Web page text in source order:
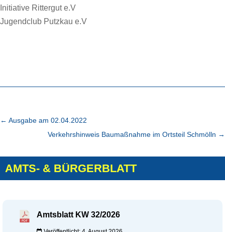
Initiative Rittergut e.V
Jugendclub Putzkau e.V
← Ausgabe am 02.04.2022
Verkehrshinweis Baumaßnahme im Ortsteil Schmölln →
AMTS- & BÜRGERBLATT
Amtsblatt KW 32/2026